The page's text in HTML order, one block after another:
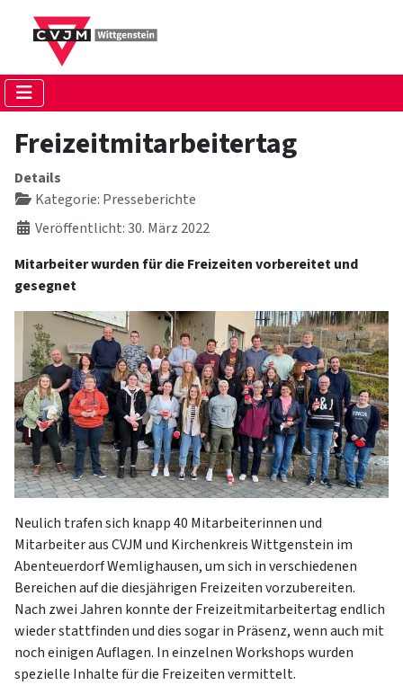
Freizeitmitarbeitertag
Details
Kategorie: Presseberichte
Veröffentlicht: 30. März 2022
Mitarbeiter wurden für die Freizeiten vorbereitet und
gesegnet
Neulich trafen sich knapp 40 Mitarbeiterinnen und
Mitarbeiter aus CVJM und Kirchenkreis Wittgenstein im
Abenteuerdorf Wemlighausen, um sich in verschiedenen
Bereichen auf die diesjährigen Freizeiten vorzubereiten.
Nach zwei Jahren konnte der Freizeitmitarbeitertag endlich
wieder stattfinden und dies sogar in Präsenz, wenn auch mit
noch einigen Auflagen. In einzelnen Workshops wurden
spezielle Inhalte für die Freizeiten vermittelt.